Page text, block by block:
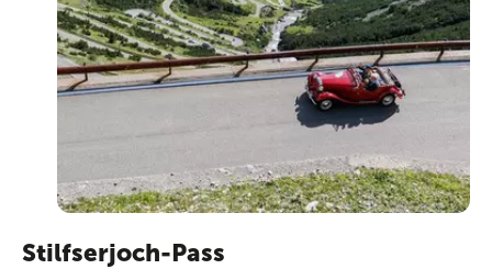
Stilfserjoch-Pass